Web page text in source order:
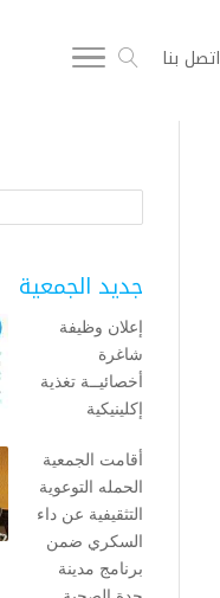
اتصل بنا
جديد الجمعية
إعلان وظيفة
شاغرة
أخصائيــة تغذية
إكلينيكية
أقامت الجمعية
الحمله التوعوية
التثقيفية عن داء
السكري ضمن
برنامج مدينة